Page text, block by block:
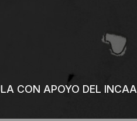
CON APOYO DEL INCAA